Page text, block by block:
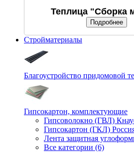
Теплица "Сборка
Подробнее
Стройматериалы
Благоустройство придомовой
Гипсокартон, комплектующие
Гипсоволокно (ГВЛ)
Гипсокартон (ГКЛ)
Лента защитная
Все категории (6)